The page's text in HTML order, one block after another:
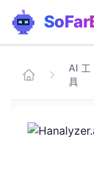
AI 工
具